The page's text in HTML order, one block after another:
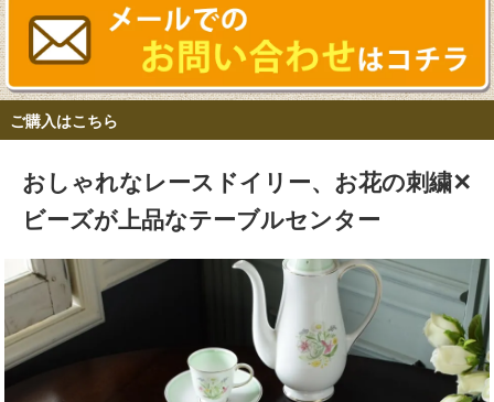
ご購入はこちら
おしゃれなレースドイリー、お花の刺繍✕
ビーズが上品なテーブルセンター